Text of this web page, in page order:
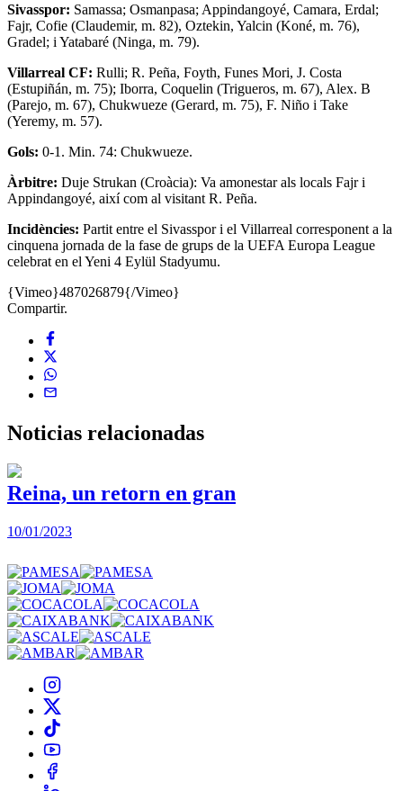
Sivasspor: Samassa; Osmanpasa; Appindangoyé, Camara, Erdal;
Fajr, Cofie (Claudemir, m. 82), Oztekin, Yalcin (Koné, m. 76),
Gradel; i Yatabaré (Ninga, m. 79).
Villarreal CF: Rulli; R. Peña, Foyth, Funes Mori, J. Costa
(Estupiñán, m. 75); Iborra, Coquelin (Trigueros, m. 67), Alex. B
(Parejo, m. 67), Chukwueze (Gerard, m. 75), F. Niño i Take
(Yeremy, m. 57).
Gols: 0-1. Min. 74: Chukwueze.
Àrbitre: Duje Strukan (Croàcia): Va amonestar als locals Fajr i
Appindangoyé, així com al visitant R. Peña.
Incidències: Partit entre el Sivasspor i el Villarreal corresponent a la
cinquena jornada de la fase de grups de la UEFA Europa League
celebrat en el Yeni 4 Eylül Stadyumu.
{Vimeo}487026879{/Vimeo}
Compartir.
Noticias relacionadas
Reina, un retorn en gran
10/01/2023